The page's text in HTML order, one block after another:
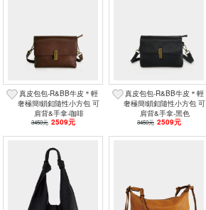
真皮包包-R&BB牛皮＊輕
奢極簡i鎖釦隨性小方包 可
肩背&手拿-咖啡
3450元 2509元
真皮包包-R&BB牛皮＊輕
奢極簡i鎖釦隨性小方包 可
肩背&手拿-黑色
3450元 2509元